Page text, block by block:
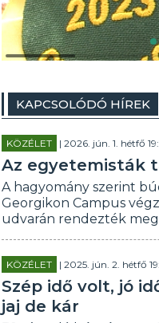
KAPCSOLÓDÓ HÍREK
KÖZÉLET | 2026. jún. 1. hétfő
Az egyetemisták
A hagyomány szerint
Georgikon Campus
udvarán rendezték
KÖZÉLET | 2025. jún. 2. hétfő
Szép idő volt, jó
jaj de kár